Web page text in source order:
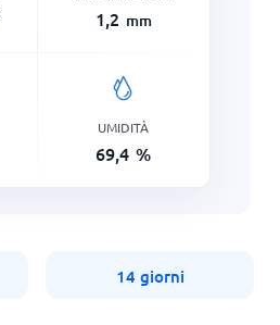
1,2 mm
UMIDITÀ
69,4 %
14 giorni